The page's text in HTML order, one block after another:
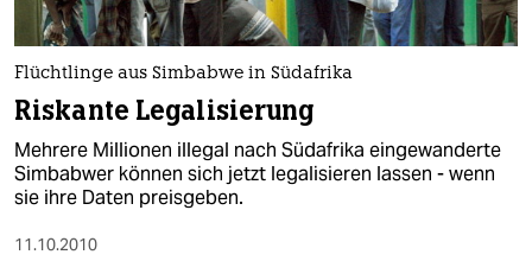
Flüchtlinge aus Simbabwe in Südafrika
Riskante Legalisierung
Mehrere Millionen illegal nach Südafrika eingewanderte
Simbabwer können sich jetzt legalisieren lassen - wenn
sie ihre Daten preisgeben.
11.10.2010